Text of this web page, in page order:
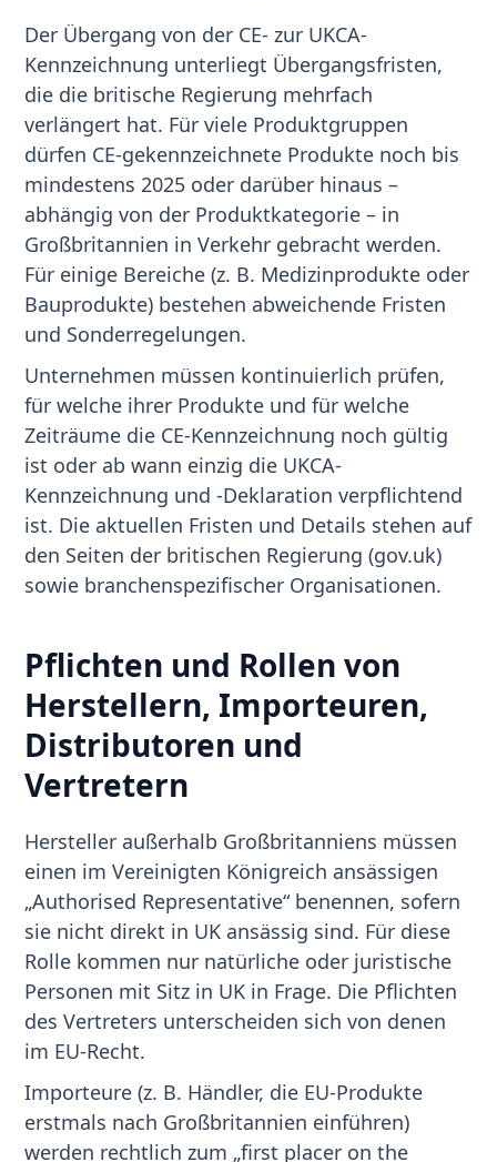
Der Übergang von der CE- zur UKCA-
Kennzeichnung unterliegt Übergangsfristen,
die die britische Regierung mehrfach
verlängert hat. Für viele Produktgruppen
dürfen CE-gekennzeichnete Produkte noch bis
mindestens 2025 oder darüber hinaus –
abhängig von der Produktkategorie – in
Großbritannien in Verkehr gebracht werden.
Für einige Bereiche (z. B. Medizinprodukte oder
Bauprodukte) bestehen abweichende Fristen
und Sonderregelungen.
Unternehmen müssen kontinuierlich prüfen,
für welche ihrer Produkte und für welche
Zeiträume die CE-Kennzeichnung noch gültig
ist oder ab wann einzig die UKCA-
Kennzeichnung und -Deklaration verpflichtend
ist. Die aktuellen Fristen und Details stehen auf
den Seiten der britischen Regierung (gov.uk)
sowie branchenspezifischer Organisationen.
Pflichten und Rollen von
Herstellern, Importeuren,
Distributoren und
Vertretern
Hersteller außerhalb Großbritanniens müssen
einen im Vereinigten Königreich ansässigen
„Authorised Representative“ benennen, sofern
sie nicht direkt in UK ansässig sind. Für diese
Rolle kommen nur natürliche oder juristische
Personen mit Sitz in UK in Frage. Die Pflichten
des Vertreters unterscheiden sich von denen
im EU-Recht.
Importeure (z. B. Händler, die EU-Produkte
erstmals nach Großbritannien einführen)
werden rechtlich zum „first placer on the